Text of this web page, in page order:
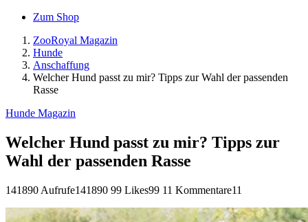
Zum Shop
ZooRoyal Magazin
Hunde
Anschaffung
Welcher Hund passt zu mir? Tipps zur Wahl der passenden
Rasse
Hunde Magazin
Welcher Hund passt zu mir? Tipps zur
Wahl der passenden Rasse
141890 Aufrufe141890 99 Likes99 11 Kommentare11